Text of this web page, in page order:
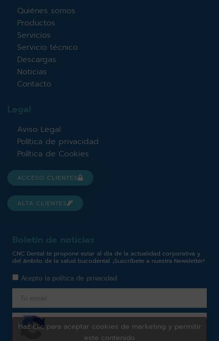
Quiénes somos
Productos
Servicios
Servicio técnico
Descargas
Noticias
Contacto
Legal
Aviso Legal
Política de privacidad
Política de Cookies
ACCESO CLIENTES
ALTA CLIENTES
Boletín de noticias
CNC Dental te propone estar al día de la actualidad corporativa y
del ámbito de la salud bucodental. ¡Suscríbete a nuestra Newsletter!
Acepto la política de privacidad
Haz clic para aceptar cookies de marketing y permitir
este contenido